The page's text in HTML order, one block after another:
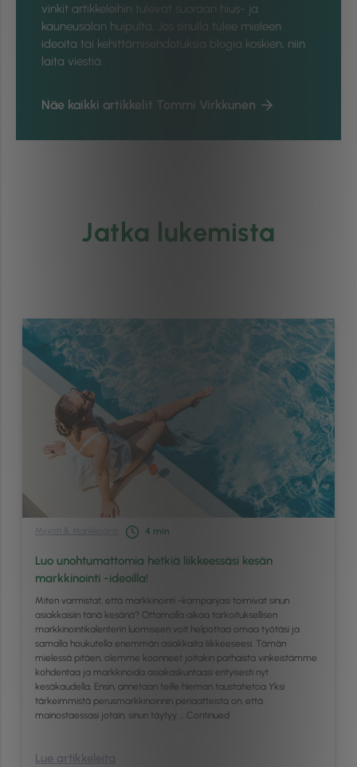
vinkit artikkeleihin tulevat suoraan hius- ja
kauneusalan huipulta. Jos sinulla tulee mieleen
ideoita tai kehittämisehdotuksia blogia koskien, niin
laita viestiä.
Näe kaikki artikkelit Tommi Virkkunen
Jatka lukemista
Myynti & Markkinointi 4 min
Luo unohtumattomia hetkiä liikkeessäsi kesän
markkinointi -ideoilla!
Miten varmistat, että markkinointi -kampanjasi toimivat sinun
asiakkaisiin tänä kesänä? Ottamalla aikaa tarkoituksellisen
markkinointikalenterin luomiseen voit helpottaa omaa työtäsi ja
samalla houkutella enemmän asiakkaita liikkeeseesi. Tämän
mielessä pitäen, olemme koonneet joitakin parhaista vinkeistämme
kohdentaa ja markkinoida asiakaskuntaasi erityisesti nyt
kesäkaudella. Ensin, annetaan teille hieman taustatietoa Yksi
tärkeimmistä perusmarkkinoinnin periaatteista on, että
mainostaessasi jotain, sinun täytyy … Continued
Lue artikkeleita